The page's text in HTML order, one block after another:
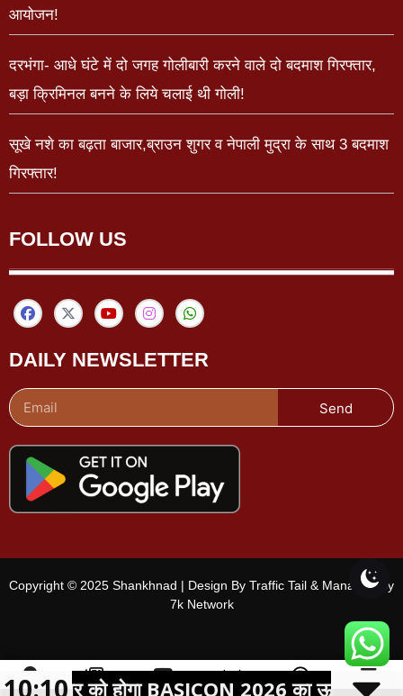
आयोजन!
दरभंगा- आधे घंटे में दो जगह गोलीबारी करने वाले दो बदमाश गिरफ्तार,
बड़ा क्रिमिनल बनने के लिये चलाई थी गोली!
सूखे नशे का बढ़ता बाजार,ब्राउन शुगर व नेपाली मुद्रा के साथ 3 बदमाश
गिरफ्तार!
FOLLOW US
DAILY NEWSLETTER
Send
Copyright © 2025 Shankhnad | Design By Traffic Tail & Managed By
7k Network
शहर चुनें ई-पेपर वीडियो चैनल Menu
को होगा BASICON 2026 का ऊर्जा
10:10